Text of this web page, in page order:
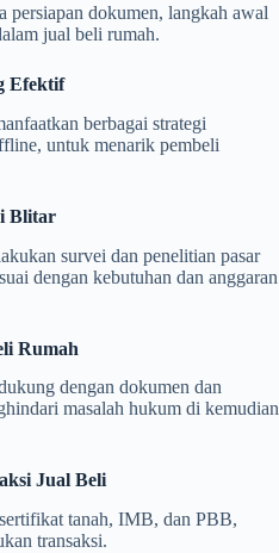
persiapan dokumen, langkah awal
jual beli rumah.
Efektif
berbagai strategi
untuk menarik pembeli
Blitar
survei dan penelitian pasar
dengan kebutuhan dan anggaran
Rumah
dengan dokumen dan
masalah hukum di kemudian
Jual Beli
tanah, IMB, dan PBB,
transaksi.